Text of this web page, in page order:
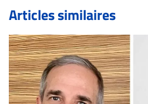
de validation, un droit de réponse.
Bien à vous,
La Rédaction de Droit-inc.com
Articles similaires